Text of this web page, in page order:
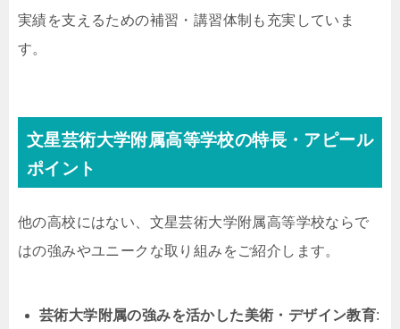
実績を支えるための補習・講習体制も充実していま
す。
文星芸術大学附属高等学校の特長・アピール
ポイント
他の高校にはない、文星芸術大学附属高等学校ならで
はの強みやユニークな取り組みをご紹介します。
芸術大学附属の強みを活かした美術・デザイン教育: